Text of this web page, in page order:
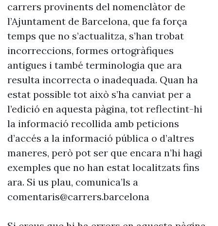
carrers provinents del nomenclàtor de
l’Ajuntament de Barcelona, que fa força
temps que no s’actualitza, s’han trobat
incorreccions, formes ortogràfiques
antigues i també terminologia que ara
resulta incorrecta o inadequada. Quan ha
estat possible tot això s’ha canviat per a
l’edició en aquesta pàgina, tot reflectint-hi
la informació recollida amb peticions
d’accés a la informació pública o d’altres
maneres, però pot ser que encara n’hi hagi
exemples que no han estat localitzats fins
ara. Si us plau, comunica’ls a
comentaris@carrers.barcelona